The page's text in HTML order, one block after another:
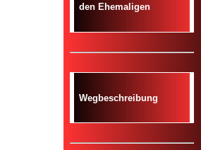
den Ehemaligen
Wegbeschreibung